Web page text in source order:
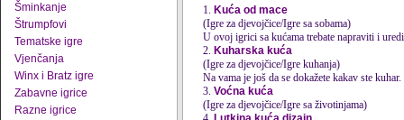
Šminkanje
Štrumpfovi
Tematske igre
Vjenčanja
Winx i Bratz igre
Zabavne igrice
Razne igrice
1. Kuća od mace
(Igre za djevojčice/Igre sa sobama)
U ovoj igrici sa kućama trebate napraviti i
2. Kuharska kuća
(Igre za djevojčice/Igre kuhanja)
Na vama je još da se dokažete kakav ste
3. Voćna kuća
(Igre za djevojčice/Igre sa životinjama)